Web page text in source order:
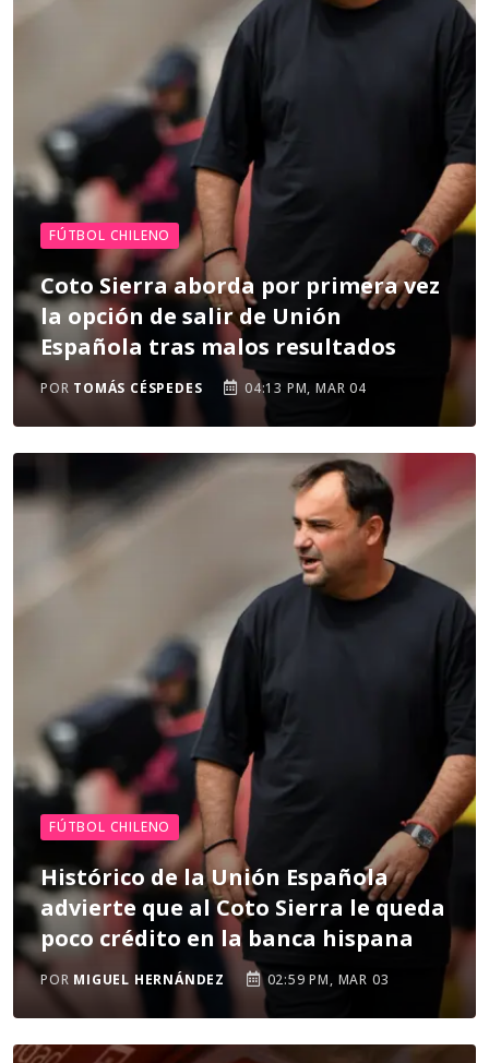
FÚTBOL CHILENO
Coto Sierra aborda por primera vez
la opción de salir de Unión
Española tras malos resultados
POR TOMÁS CÉSPEDES 04:13 PM, MAR 04
FÚTBOL CHILENO
Histórico de la Unión Española
advierte que al Coto Sierra le queda
poco crédito en la banca hispana
POR MIGUEL HERNÁNDEZ 02:59 PM, MAR 03